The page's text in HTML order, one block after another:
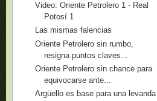
Video: Oriente Petrolero 1 - Real
Potosí 1
Las mismas falencias
Oriente Petrolero sin rumbo,
resigna puntos claves...
Oriente Petrolero sin chance para
equivocarse ante...
Argüello es base para una levanda